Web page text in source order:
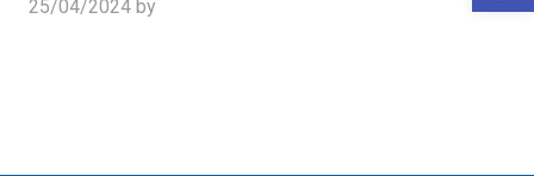
25/04/2024 by